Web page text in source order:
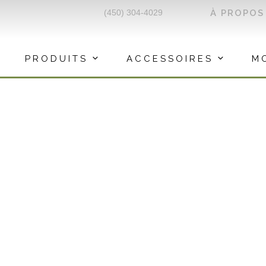
À PROPOS
(450) 304-4029
PRODUITS ACCESSOIRES